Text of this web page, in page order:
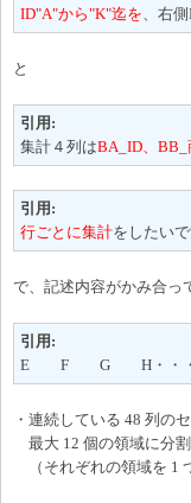
ID"A"から"K"迄を 、右
と
引用:
集計４列はBA_ID、BB_
引用:
行ごとに集計をしたいで
で、記述内容がかみ合っ
引用:
E F G H・・・4列グ
・連続している 48 列の
最大 12 個の領域に分
（それぞれの領域を 1